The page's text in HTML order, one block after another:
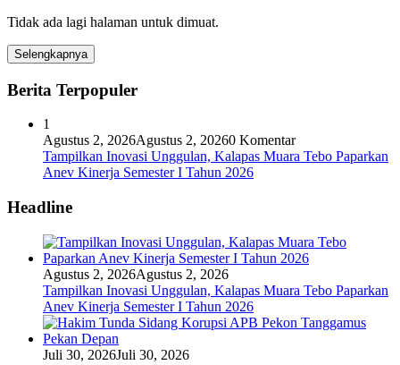
Tidak ada lagi halaman untuk dimuat.
Selengkapnya
Berita Terpopuler
1
Agustus 2, 2026Agustus 2, 20260 Komentar
Tampilkan Inovasi Unggulan, Kalapas Muara Tebo Paparkan
Anev Kinerja Semester I Tahun 2026
Headline
Agustus 2, 2026Agustus 2, 2026
Tampilkan Inovasi Unggulan, Kalapas Muara Tebo Paparkan
Anev Kinerja Semester I Tahun 2026
Juli 30, 2026Juli 30, 2026